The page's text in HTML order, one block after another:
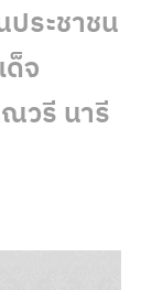
ระชาชน
จ
วรี นารี